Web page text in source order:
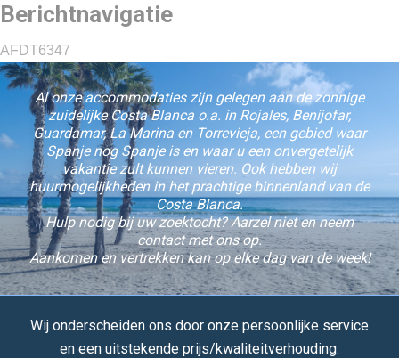
Berichtnavigatie
AFDT6347
Al onze accommodaties zijn gelegen aan de zonnige
zuidelijke Costa Blanca o.a. in Rojales, Benijofar,
Guardamar, La Marina en Torrevieja, een gebied waar
Spanje nog Spanje is en waar u een onvergetelijk
vakantie zult kunnen vieren. Ook hebben wij
huurmogelijkheden in het prachtige binnenland van de
Costa Blanca.
Hulp nodig bij uw zoektocht? Aarzel niet en neem
contact met ons op.
Aankomen en vertrekken kan op elke dag van de week!
Wij onderscheiden ons door onze persoonlijke service
en een uitstekende prijs/kwaliteitverhouding.